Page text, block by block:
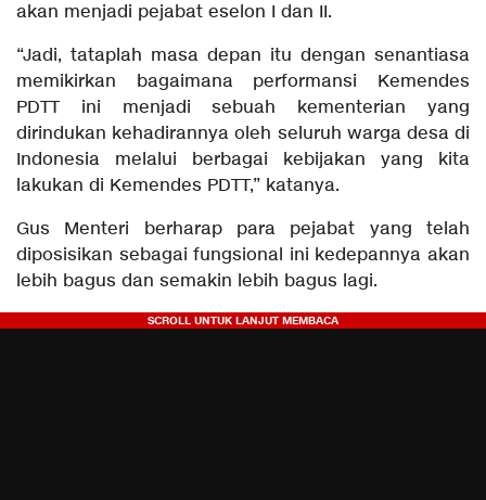
akan menjadi pejabat eselon I dan II.
“Jadi, tataplah masa depan itu dengan senantiasa
memikirkan bagaimana performansi Kemendes
PDTT ini menjadi sebuah kementerian yang
dirindukan kehadirannya oleh seluruh warga desa di
Indonesia melalui berbagai kebijakan yang kita
lakukan di Kemendes PDTT,” katanya.
Gus Menteri berharap para pejabat yang telah
diposisikan sebagai fungsional ini kedepannya akan
lebih bagus dan semakin lebih bagus lagi.